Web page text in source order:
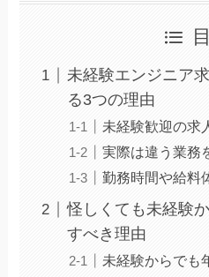
未経験エンジニア
る3つの理由
未経験歓迎の求
実際は違う業務
勤務時間や給料
怪しくても未経験
すべき理由
未経験からでも